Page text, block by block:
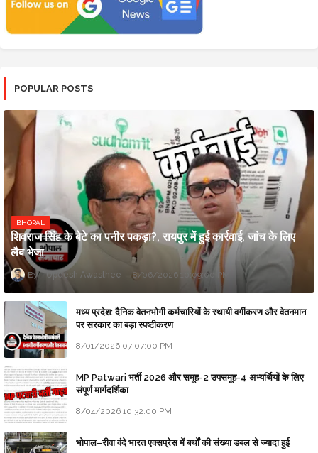
POPULAR POSTS
BHOPAL
शिवराज सिंह के बेटे का पनीर पकड़ा?, रायपुर में हुई कार्रवाई, जांच के लिए
लैब भेजा
Updesh Awasthee 8/06/2026 10:09:00 PM
मध्य प्रदेश: दैनिक वेतनभोगी कर्मचारियों के स्थायी वर्गीकरण और वेतनमान
पर सरकार का बड़ा स्पष्टीकरण
8/01/2026 07:07:00 PM
MP Patwari भर्ती 2026 और समूह-2 उपसमूह-4 अभ्यर्थियों के लिए
संपूर्ण मार्गदर्शिका
8/04/2026 10:32:00 PM
भोपाल–रीवा वंदे भारत एक्सप्रेस में बर्थों की संख्या डबल से ज्यादा हुई